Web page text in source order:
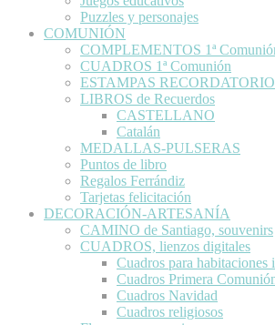
Puzzles y personajes
COMUNIÓN
COMPLEMENTOS 1ª
CUADROS 1ª Comunión
ESTAMPAS
LIBROS de Recuerdos
CASTELLANO
Catalán
MEDALLAS-PULSERAS
Puntos de libro
Regalos Ferrándiz
Tarjetas felicitación
DECORACIÓN-ARTESANÍA
CAMINO de Santiago, souvenirs
CUADROS, lienzos digitales
Cuadros para habitaciones
Cuadros Primera
Cuadros Navidad
Cuadros religiosos